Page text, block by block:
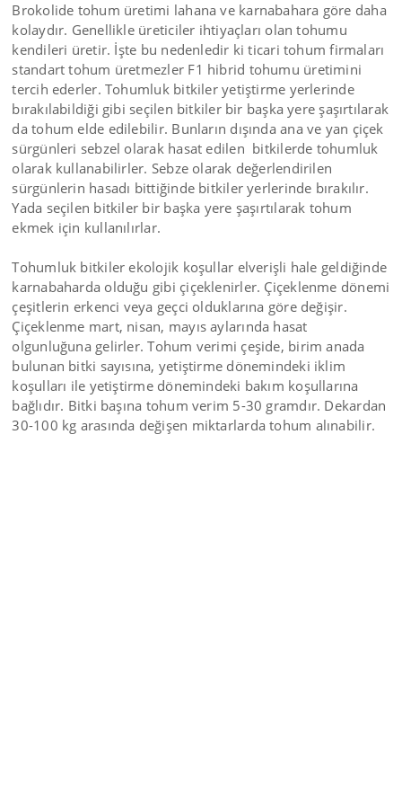
Brokolide tohum üretimi lahana ve karnabahara göre daha
kolaydır. Genellikle üreticiler ihtiyaçları olan tohumu
kendileri üretir. İşte bu nedenledir ki ticari tohum firmaları
standart tohum üretmezler F1 hibrid tohumu üretimini
tercih ederler. Tohumluk bitkiler yetiştirme yerlerinde
bırakılabildiği gibi seçilen bitkiler bir başka yere şaşırtılarak
da tohum elde edilebilir. Bunların dışında ana ve yan çiçek
sürgünleri sebzel olarak hasat edilen bitkilerde tohumluk
olarak kullanabilirler. Sebze olarak değerlendirilen
sürgünlerin hasadı bittiğinde bitkiler yerlerinde bırakılır.
Yada seçilen bitkiler bir başka yere şaşırtılarak tohum
ekmek için kullanılırlar.
Tohumluk bitkiler ekolojik koşullar elverişli hale geldiğinde
karnabaharda olduğu gibi çiçeklenirler. Çiçeklenme dönemi
çeşitlerin erkenci veya geçci olduklarına göre değişir.
Çiçeklenme mart, nisan, mayıs aylarında hasat
olgunluğuna gelirler. Tohum verimi çeşide, birim anada
bulunan bitki sayısına, yetiştirme dönemindeki iklim
koşulları ile yetiştirme dönemindeki bakım koşullarına
bağlıdır. Bitki başına tohum verim 5-30 gramdır. Dekardan
30-100 kg arasında değişen miktarlarda tohum alınabilir.